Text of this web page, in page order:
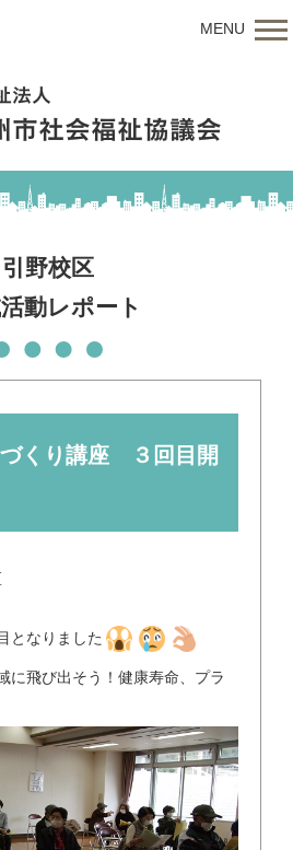
MENU
引野校区
動レポート
くり講座 ３回目開
となりました
に飛び出そう！健康寿命、プラ